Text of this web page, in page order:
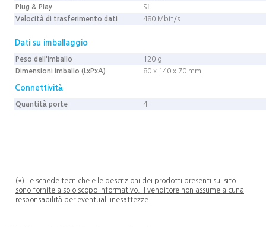
Plug & Play
Sì
Velocità di trasferimento dati
480 Mbit/s
Dati su imballaggio
Peso dell'imballo
120 g
Dimensioni imballo (LxPxA)
80 x 140 x 70 mm
Connettività
Quantità porte 4
(*)
Le schede tecniche e le descrizioni dei prodotti presenti sul sito
sono fornite a solo scopo informativo. Il venditore non assume alcuna
responsabilità per eventuali inesattezze